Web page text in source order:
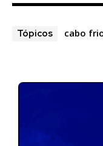
Tópicos cabo